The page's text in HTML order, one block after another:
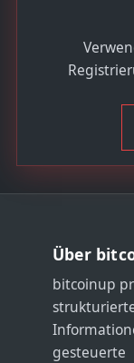
Über
bitcoinup
gesteuerte